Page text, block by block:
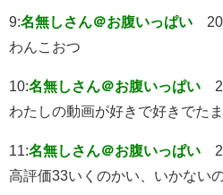
9:名無しさん＠お腹いっぱい
わんこおつ
10:名無しさん＠お腹いっぱい
わたしの動画が好きで好きでた
11:名無しさん＠お腹いっぱい
高評価33いくのかい、いかない